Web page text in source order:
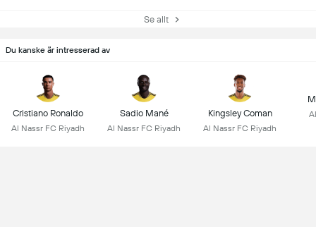
Se allt
Du kanske är intresserad av
Cristiano Ronaldo
Al Nassr FC Riyadh
Sadio Mané
Al Nassr FC Riyadh
Kingsley Coman
Al Nassr FC Riyadh